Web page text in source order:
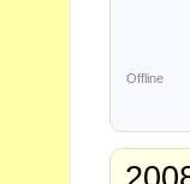
Offline